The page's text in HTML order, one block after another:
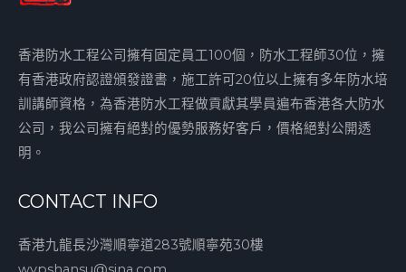
香港防水工程公司擁有固定員工100個，防水工程師30位，擁
有香港政府認證頒發證書，施工許可20位以上擁有多年防水培
訓講師資格，為香港防水工程做貢獻其學員遍布香港各大防水
公司，我公司擁有絕對的優勢服務好客戶，價格絕對公開透
明。
CONTACT INFO
香港九龍長沙灣順寧道283號順寧苑30樓